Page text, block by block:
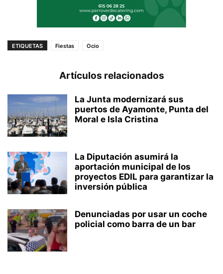
ETIQUETAS Fiestas Ocio
Artículos relacionados
La Junta modernizará sus
puertos de Ayamonte, Punta del
Moral e Isla Cristina
La Diputación asumirá la
aportación municipal de los
proyectos EDIL para garantizar la
inversión pública
Denunciadas por usar un coche
policial como barra de un bar